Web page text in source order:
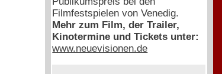
Filmfestspielen von Venedig.
Mehr zum Film, der Trailer,
Kinotermine und Tickets unter:
www.neuevisionen.de